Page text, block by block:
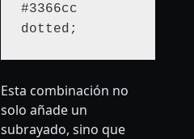
#3366cc
dotted;
Esta combinación no
solo añade un
subrayado, sino que